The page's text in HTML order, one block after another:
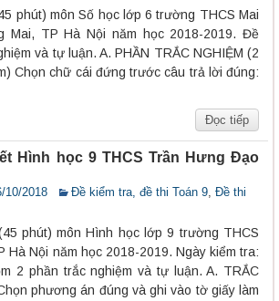
phút) môn Số học lớp 6 trường THCS Mai
Mai, TP Hà Nội năm học 2018-2019. Đề
và tự luận. A. PHẦN TRẮC NGHIỆM (2
Chọn chữ cái đứng trước câu trả lời đúng:
Đọc tiếp
Hình học 9 THCS Trần Hưng Đạo
10/2018 Đề kiểm tra, đề thi Toán 9, Đề thi
phút) môn Hình học lớp 9 trường THCS
Hà Nội năm học 2018-2019. Ngày kiểm tra:
2 phần trắc nghiệm và tự luận. A. TRẮC
phương án đúng và ghi vào tờ giấy làm